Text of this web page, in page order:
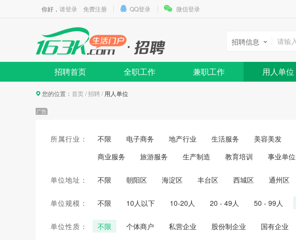
你好， 请登录 免费注册 QQ登录 微信登录
招聘信息
招聘首页 全职工作 兼职工作 用人单位
您的位置： 首页/招聘/ 用人单位
所属行业： 不限 电子商务 地产行业 生活服务 美容美发
商业服务
旅游服务 生产制造 教育培训 事业单位
单位地址： 不限 朝阳区 海淀区 丰台区 西城区 通州区
单位规模： 不限 10人以下 10-20人 20 - 49人 50 - 99人
单位性质： 不限 个体商户 私营企业 股份制企业 国有企业